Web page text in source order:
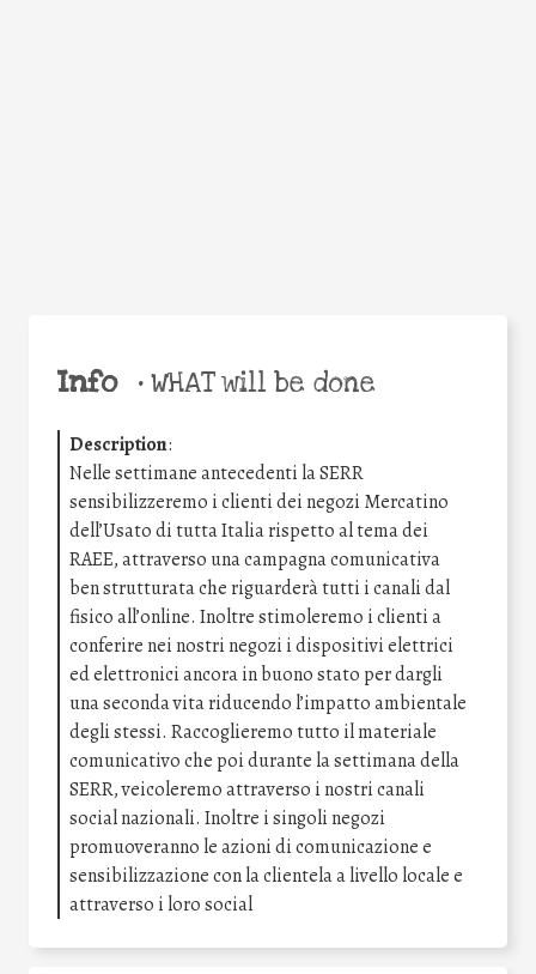
Info •WHAT will be done
Description:
Nelle settimane antecedenti la SERR
sensibilizzeremo i clienti dei negozi Mercatino
dell’Usato di tutta Italia rispetto al tema dei
RAEE, attraverso una campagna comunicativa
ben strutturata che riguarderà tutti i canali dal
fisico all’online. Inoltre stimoleremo i clienti a
conferire nei nostri negozi i dispositivi elettrici
ed elettronici ancora in buono stato per dargli
una seconda vita riducendo l’impatto ambientale
degli stessi. Raccoglieremo tutto il materiale
comunicativo che poi durante la settimana della
SERR, veicoleremo attraverso i nostri canali
social nazionali. Inoltre i singoli negozi
promuoveranno le azioni di comunicazione e
sensibilizzazione con la clientela a livello locale e
attraverso i loro social